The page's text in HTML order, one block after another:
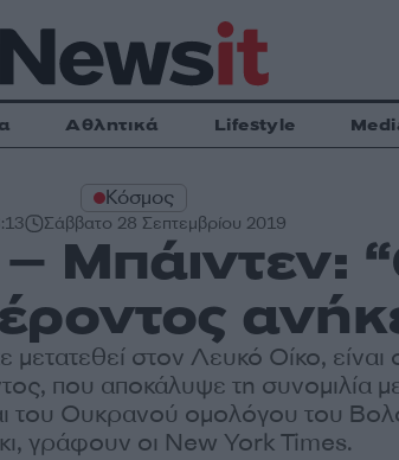
Αθλητικά Lifestyle
Κόσμος
Σάββατο 28 Σεπτεμβρίου 2019
Μπάιντεν:
μετατεθεί στον Λευκό Οίκο,
που αποκάλυψε τη συνομιλία
του Ουκρανού ομολόγου του
γράφουν οι New York Times.